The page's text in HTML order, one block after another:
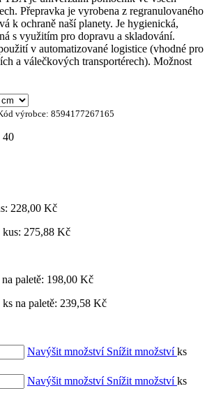
Přepravka je vyrobena z regranulovaného
k ochraně naší planety. Je hygienická,
s využitím pro dopravu a skladování.
v automatizované logistice (vhodné pro
a válečkových transportérech). Možnost
výrobce: 8594177267165
40
228,00 Kč
kus: 275,88 Kč
paletě: 198,00 Kč
na paletě: 239,58 Kč
Navýšit množství Snížit množstvíks
Navýšit množství Snížit množstvíks